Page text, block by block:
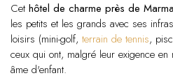
Cet hôtel de charme près de
les petits et les grands avec ses
loisirs (mini-golf, terrain de tennis,
ceux qui ont, malgré leur exigence
âme d'enfant.